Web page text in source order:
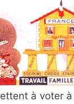
à voter